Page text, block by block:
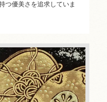
つ優美さを追求していま